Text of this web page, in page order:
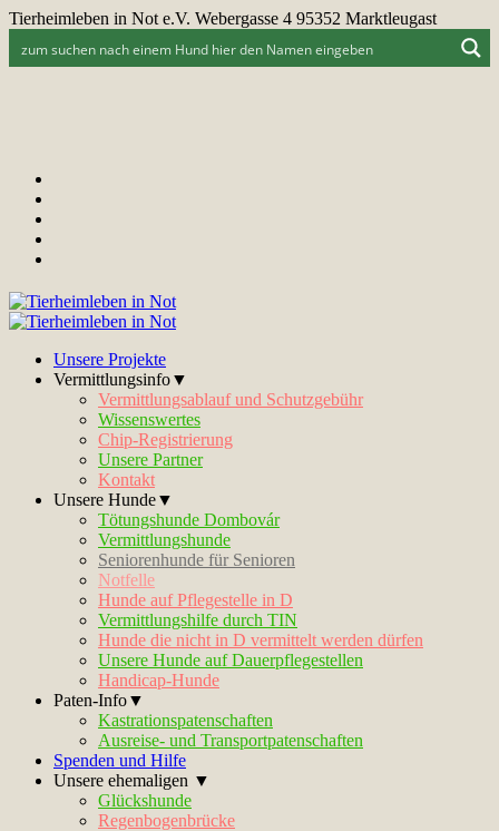
Tierheimleben in Not e.V. Webergasse 4 95352 Marktleugast
Unsere Projekte
Vermittlungsinfo▼
Vermittlungsablauf und Schutzgebühr
Wissenswertes
Chip-Registrierung
Unsere Partner
Kontakt
Unsere Hunde▼
Tötungshunde Dombovár
Vermittlungshunde
Seniorenhunde für Senioren
Notfelle
Hunde auf Pflegestelle in D
Vermittlungshilfe durch TIN
Hunde die nicht in D vermittelt werden dürfen
Unsere Hunde auf Dauerpflegestellen
Handicap-Hunde
Paten-Info▼
Kastrationspatenschaften
Ausreise- und Transportpatenschaften
Spenden und Hilfe
Unsere ehemaligen ▼
Glückshunde
Regenbogenbrücke